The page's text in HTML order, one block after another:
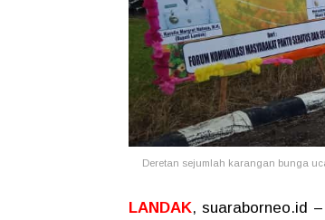
Deretan sejumlah karangan bunga
LANDAK, suaraborneo.id